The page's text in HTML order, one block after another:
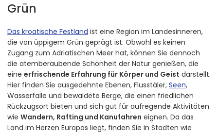
Grün
Das kroatische Festland ist eine Region im Landesinneren,
die von üppigem Grün geprägt ist. Obwohl es keinen
Zugang zum Adriatischen Meer hat, können Sie dennoch
die atemberaubende Schönheit der Natur genießen, die
eine erfrischende Erfahrung für Körper und Geist darstellt.
Hier finden Sie ausgedehnte Ebenen, Flusstäler, Seen,
Wasserfälle und bewaldete Berge, die einen friedlichen
Rückzugsort bieten und sich gut für aufregende Aktivitäten
wie Wandern, Rafting und Kanufahren eignen. Da das
Land im Herzen Europas liegt, finden Sie in Städten wie